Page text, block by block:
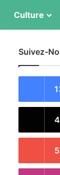
Culture
Suivez-